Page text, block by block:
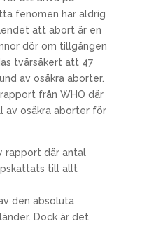
fenomen har aldrig
att abort är en
dör om tillgången
tvärsäkert att 47
av osäkra aborter.
från WHO där
av osäkra aborter för
rapport där antal
till allt
den absoluta
Dock är det